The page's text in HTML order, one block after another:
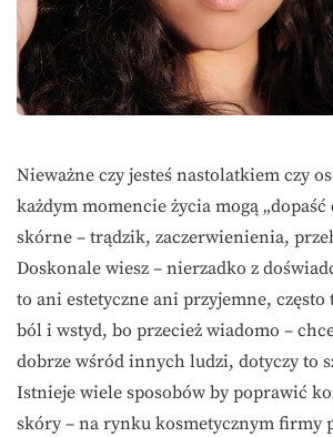
Nieważne czy jesteś nastolatkiem czy
każdym momencie życia mogą
skórne – trądzik, zaczerwienienia,
Doskonale wiesz – nierzadko z
to ani estetyczne ani przyjemne, często
ból i wstyd, bo przecież wiadomo –
dobrze wśród innych ludzi, dotyczy to
Istnieje wiele sposobów by poprawić
skóry – na rynku kosmetycznym firmy